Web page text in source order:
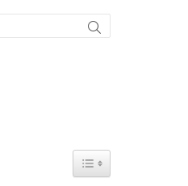
TOGGLE TABLE OF